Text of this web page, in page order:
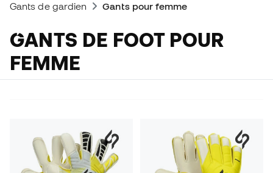
Gants de gardien Gants pour femme
GANTS DE FOOT POUR
FEMME